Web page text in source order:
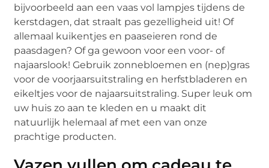
bijvoorbeeld aan een vaas vol lampjes tijdens de
kerstdagen, dat straalt pas gezelligheid uit! Of
allemaal kuikentjes en paaseieren rond de
paasdagen? Of ga gewoon voor een voor- of
najaarslook! Gebruik zonnebloemen en (nep)gras
voor de voorjaarsuitstraling en herfstbladeren en
eikeltjes voor de najaarsuitstraling. Super leuk om
uw huis zo aan te kleden en u maakt dit
natuurlijk helemaal af met een van onze
prachtige producten.